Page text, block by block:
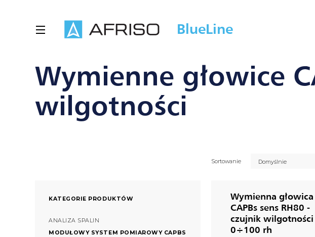
BlueLine
Wymienne głowice
wilgotności
KATEGORIE PRODUKTÓW
ANALIZA SPALIN
MODUŁOWY SYSTEM POMIAROWY CAPBS
Sortowanie Domyślnie
Wymienna głowica
CAPBs sens RH80 -
czujnik wilgotności
0÷100 rh